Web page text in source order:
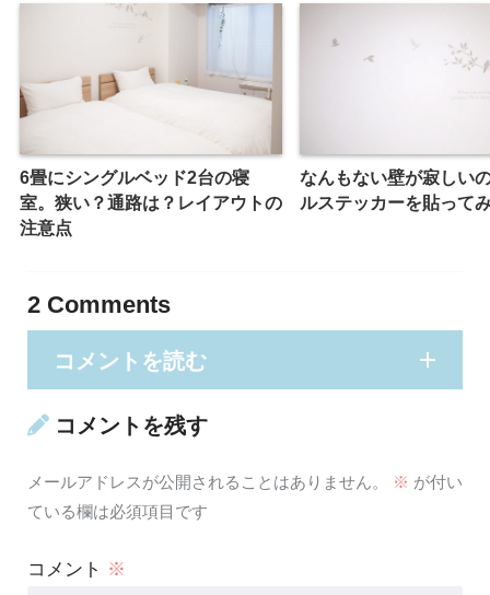
6畳にシングルベッド2台の寝
室。狭い？通路は？レイアウトの
注意点
なんもない壁が寂しい
ルステッカーを貼って
2Comments
コメントを読む
コメントを残す
メールアドレスが公開されることはありません。 ※ が付い
ている欄は必須項目です
コメント ※